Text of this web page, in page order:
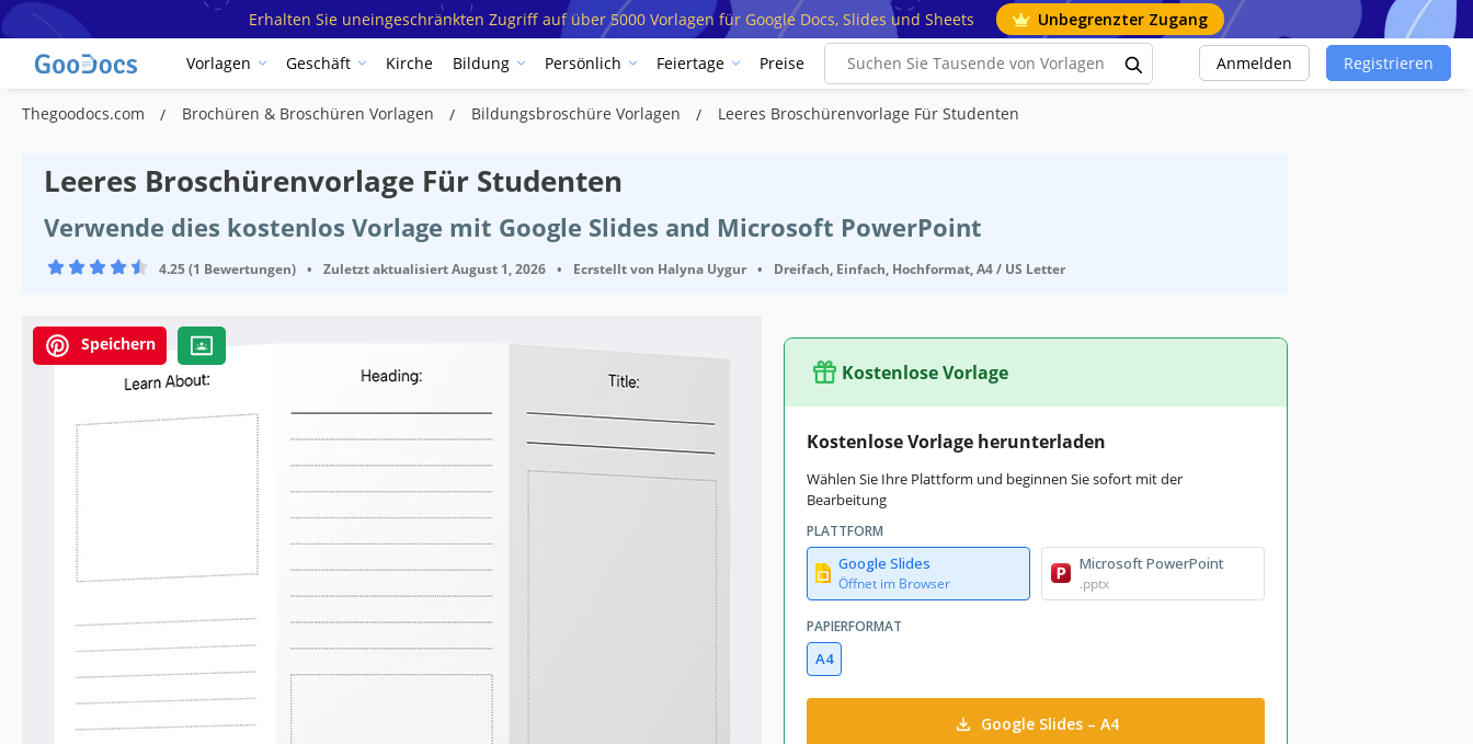
Erhalten Sie uneingeschränkten Zugriff auf über 5000 Vorlagen für Google Docs, Slides und Sheets Unbegrenzter Zugang
Vorlagen Geschäft Kirche Bildung Persönlich Feiertage Preise Anmelden Registrieren
Thegoodocs.com Brochüren & Broschüren Vorlagen Bildungsbroschüre Vorlagen Leeres Broschürenvorlage Für Studenten
Leeres Broschürenvorlage Für Studenten
Verwende dies kostenlos Vorlage mit Google Slides and Microsoft PowerPoint
4.25 (1 Bewertungen) • Zuletzt aktualisiertAugust 1, 2026 • Ecrstellt von Halyna Uygur • Dreifach, Einfach, Hochformat, A4 / US Letter
Speichern
Kostenlose Vorlage
Kostenlose Vorlage herunterladen
Wählen Sie Ihre Plattform und beginnen Sie sofort mit der
Bearbeitung
PLATTFORM
Google Slides
Öffnet im Browser
Microsoft PowerPoint
.pptx
PAPIERFORMAT
A4
Google Slides – A4